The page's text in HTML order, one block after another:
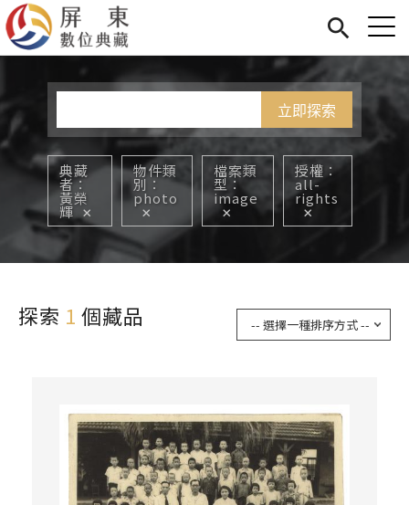
關於我們
Jump to Main content
您在這裡
典藏
者
黃榮
輝
物件類
別
photo
檔案類
型
image
授權
all-
rights
探索 1 個藏品